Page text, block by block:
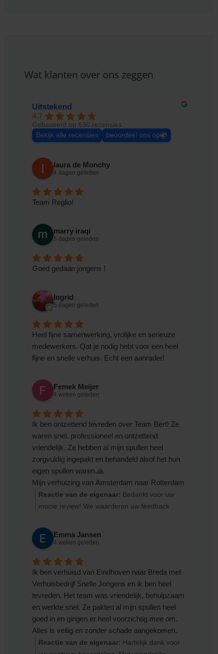
Wat klanten over ons zeggen
Uitstekend
4.7
Gebaseerd op 690 recensies
Bekijk alle recensies
beoordeel ons op
laura de Monchy
4 dagen geleden
Team Reglio!
marry iraqi
5 dagen geleden
Goed gedaan jongens !
Ingrid
5 dagen geleden
Heel fijne samenwerking, vrolijke en serieuze
medewerkers. Qat je nodig hebt voor een heel
fijne en snelle verhuis. Echt een aanrader!
Femek Meijer
4 weken geleden
Ik ben ontzettend tevreden over Team Bert! Ze
waren snel, professioneel en ontzettend
vriendelijk. Ze hebben al mijn spullen heel
zorgvuldig ingepakt en behandeld alsof het hun
eigen spullen waren.🙏
Mijn verhuizing van Amsterdam naar Rotterdam
verliep dankzij hen zonder stress. Hun manier
van werken, de zorg waarmee ze alles droegen
indrukwekkend.
Vanaf nu weet ik dat ik altijd voor dit
ook aan iedereen aan!
Als het kon, gaf ik ze 6 sterren in plaats van 5.
Bedankt voor de geweldige service!✅
Reactie van de eigenaar: Bedankt voor uw
mooie review! We waarderen uw feedback
Verhuisbedrijf Snelle Jongens
Emma Jansen
4 weken geleden
Ik ben verhuisd van Eindhoven naar Breda met
Verhuisbedrijf Snelle Jongens en ik ben heel
tevreden. Het team was vriendelijk, behulpzaam
en werkte snel. Ze pakten al mijn spullen heel
goed in en gingen er heel voorzichtig mee om.
Alles is veilig en zonder schade aangekomen.
⭐️⭐️⭐️⭐️⭐️
Reactie van de eigenaar: Hartelijk dank voor